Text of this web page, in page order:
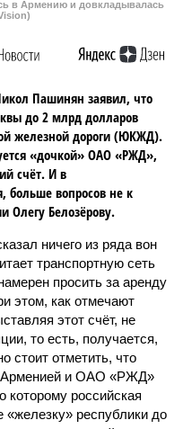
в Армению и довкладывалась
Пашинян заявил, что
до 2 млрд долларов
железной дороги (ЮКЖД).
«дочкой» ОАО «РЖД»,
счёт. И в
больше вопросов не к
Олегу Белозёрову.
ничего из ряда вон
транспортную сеть
просить за аренду
этом, как отмечают
этот счёт, не
то есть, получается,
стоит отметить, что
Арменией и ОАО «РЖД»
которому российская
«железку» республики до